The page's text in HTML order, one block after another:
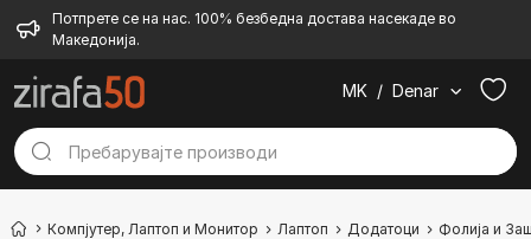
Потпрете се на нас. 100% безбедна достава насекаде во
Македонија.
MK / Denar
Компјутер, Лаптоп и Монитор Лаптоп Додатоци Фолија и